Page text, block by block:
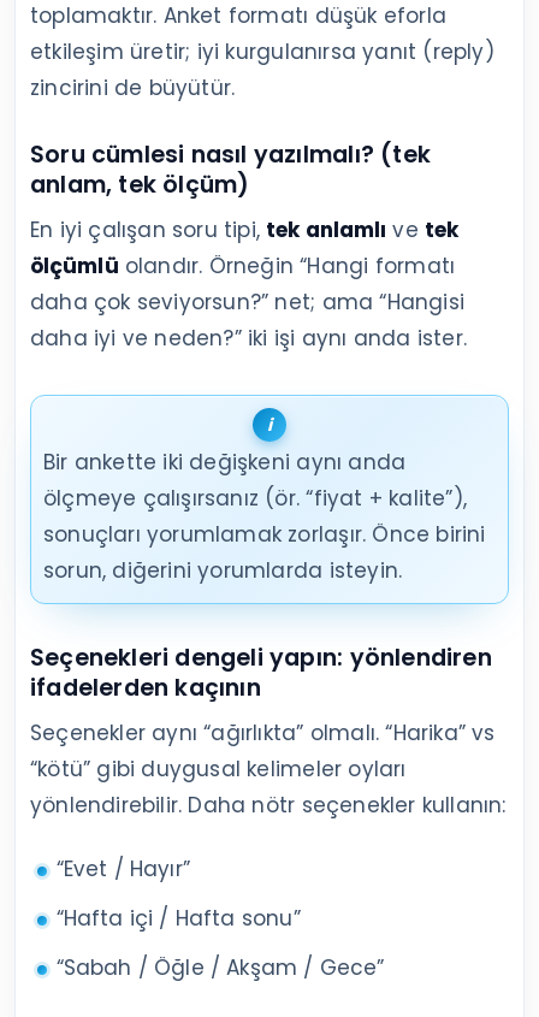
toplamaktır. Anket formatı düşük eforla
etkileşim üretir; iyi kurgulanırsa yanıt (reply)
zincirini de büyütür.
Soru cümlesi nasıl yazılmalı? (tek
anlam, tek ölçüm)
En iyi çalışan soru tipi, tek anlamlı ve tek
ölçümlü olandır. Örneğin “Hangi formatı
daha çok seviyorsun?” net; ama “Hangisi
daha iyi ve neden?” iki işi aynı anda ister.
Bir ankette iki değişkeni aynı anda
ölçmeye çalışırsanız (ör. “fiyat + kalite”),
sonuçları yorumlamak zorlaşır. Önce birini
sorun, diğerini yorumlarda isteyin.
Seçenekleri dengeli yapın: yönlendiren
ifadelerden kaçının
Seçenekler aynı “ağırlıkta” olmalı. “Harika” vs
“kötü” gibi duygusal kelimeler oyları
yönlendirebilir. Daha nötr seçenekler kullanın:
“Evet / Hayır”
“Hafta içi / Hafta sonu”
“Sabah / Öğle / Akşam / Gece”